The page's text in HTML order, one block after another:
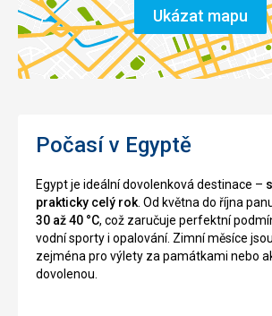
Ukázat mapu
Počasí v Egyptě
Egypt je ideální dovolenková destinace –
prakticky celý rok. Od května do října
30 až 40 °C, což zaručuje perfektní
vodní sporty i opalování. Zimní měsíce
zejména pro výlety za památkami nebo
dovolenou.